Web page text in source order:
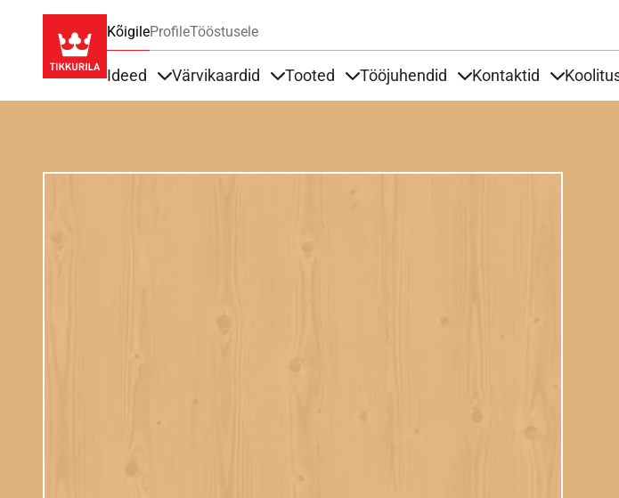
KõigileProfileTööstusele
Ideed Värvikaardid Tooted Tööjuhendid Kontaktid